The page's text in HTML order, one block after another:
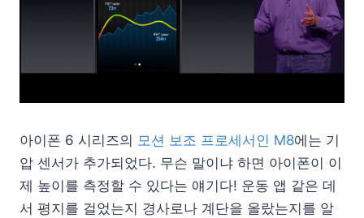
아이폰 6 시리즈의 모션 보조 프로세서인 M8에는 기
압 센서가 추가되었다. 무슨 말이냐 하면 아이폰이 이
제 높이를 측정할 수 있다는 얘기다! 운동 앱 같은 데
서 평지를 걸었는지 경사로나 계단을 올랐는지를 알